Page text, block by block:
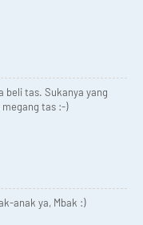
beli tas. Sukanya yang
tas :-)
anak ya, Mbak :)